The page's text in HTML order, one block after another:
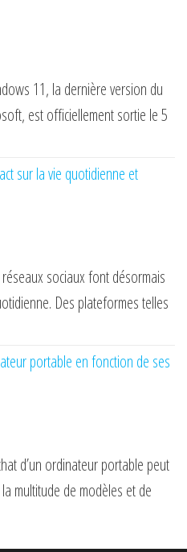
11, la dernière version du
est officiellement sortie le 5
sur la vie quotidienne et
sociaux font désormais
Des plateformes telles
portable en fonction de ses
d’un ordinateur portable peut
multitude de modèles et de